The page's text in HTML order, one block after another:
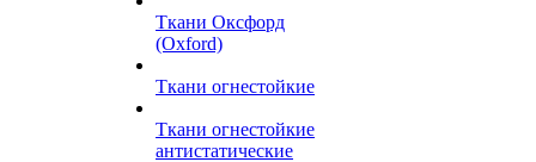
Ткани Оксфорд
(Oxford)
Ткани огнестойкие
Ткани огнестойкие
антистатические